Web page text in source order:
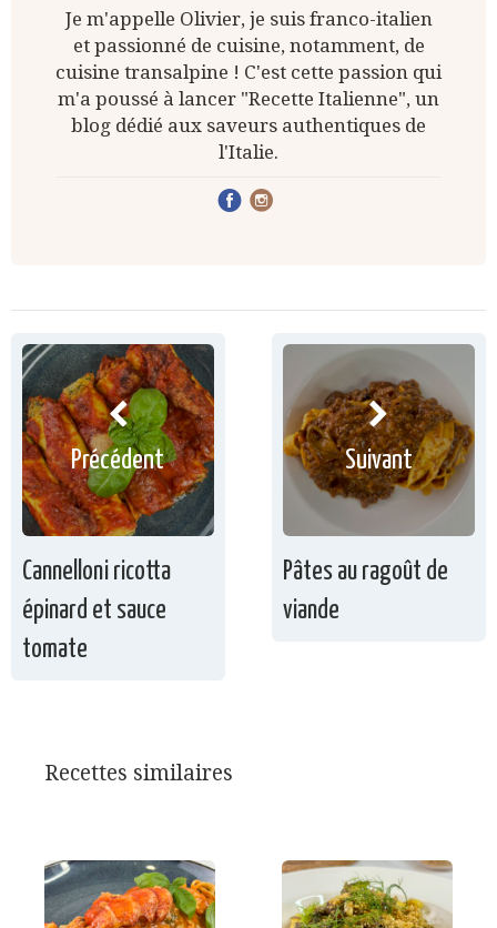
Je m'appelle Olivier, je suis franco-italien
et passionné de cuisine, notamment, de
cuisine transalpine ! C'est cette passion qui
m'a poussé à lancer "Recette Italienne", un
blog dédié aux saveurs authentiques de
l'Italie.
Précédent
Cannelloni ricotta
épinard et sauce
tomate
Suivant
Pâtes au ragoût de
viande
Recettes similaires